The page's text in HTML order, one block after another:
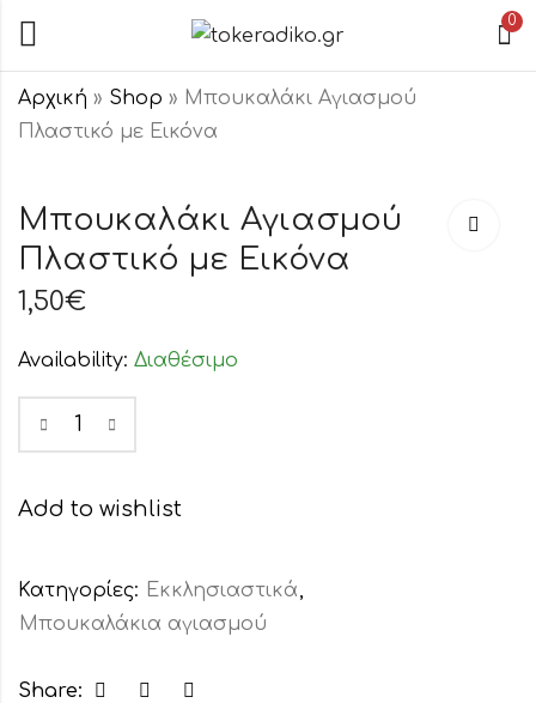
0
Αρχική » Shop » Μπουκαλάκι Αγιασμού
Πλαστικό με Εικόνα
Αγιασμού
Πλαστικό με
Αγιασμού
Πλαστικό Μίνι
Μπουκαλάκι Αγιασμού
Πλαστικό με Εικόνα
1,50€
Availability: Διαθέσιμο
Add to wishlist
Κατηγορίες: Εκκλησιαστικά,
Μπουκαλάκια αγιασμού
Share: